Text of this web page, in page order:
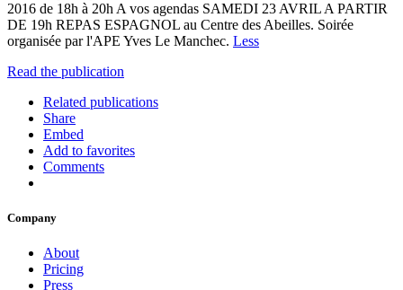
2016 de 18h à 20h A vos agendas SAMEDI 23 AVRIL A PARTIR
DE 19h REPAS ESPAGNOL au Centre des Abeilles. Soirée
organisée par l'APE Yves Le Manchec. Less
Read the publication
Related publications
Share
Embed
Add to favorites
Comments
Company
About
Pricing
Press